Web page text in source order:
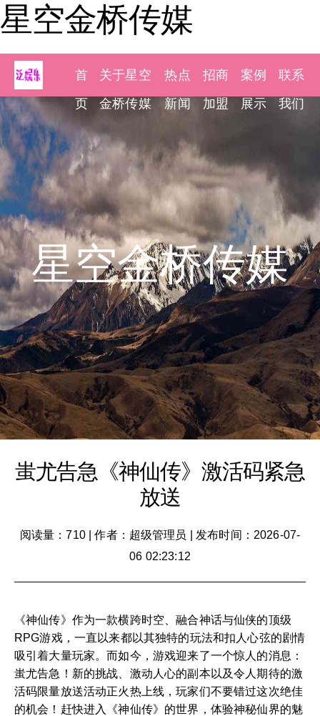
星空金桥传媒
首
页
关于星空
金桥传媒
热点
新闻
招商
加盟
案例
展示
联系
我们
星空金桥传媒
蚩尤告急《神仙传》激活码紧急
放送
阅读量：710|作者：超级管理员
发布时间：2026-07-
06 02:23:12
《神仙传》作为一款横跨时空、融合神话与仙侠的顶级
RPG游戏，一直以来都以其独特的玩法和扣人心弦的剧情
吸引着大量玩家。而如今，游戏迎来了一个惊人的消息：
蚩尤告急！新的挑战、激动人心的副本以及令人期待的激
活码限量放送活动正火热上线，玩家们不要错过这次绝佳
的机会！赶快进入《神仙传》的世界，体验神秘仙界的魅